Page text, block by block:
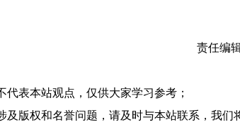
责任编
表本站观点，仅供大家学习参考；
及版权和名誉问题，请及时与本站联系，我们